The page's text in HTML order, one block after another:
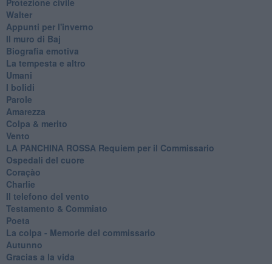
Walter
Appunti per l'inverno
Il muro di Baj
Biografia emotiva
La tempesta e altro
Umani
I bolidi
Parole
Amarezza
Colpa & merito
Vento
​LA PANCHINA ROSSA Requiem per il Commissario
Ospedali del cuore
Coraçào
Charlie
Il telefono del vento
Testamento & Commiato
Poeta
​La colpa - Memorie del commissario
Autunno
Gracias a la vida